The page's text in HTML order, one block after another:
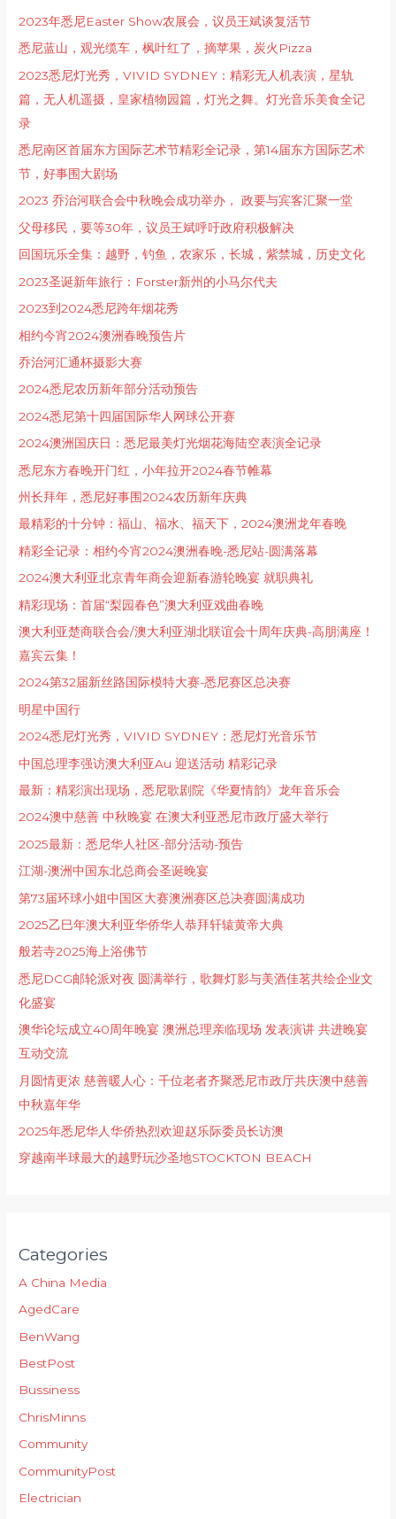
2023年悉尼Easter Show农展会，议员王斌谈复活节
悉尼蓝山，观光缆车，枫叶红了，摘苹果，炭火Pizza
2023悉尼灯光秀，VIVID SYDNEY：精彩无人机表演，星轨
篇，无人机遥摄，皇家植物园篇，灯光之舞。灯光音乐美食全记
录
悉尼南区首届东方国际艺术节精彩全记录，第14届东方国际艺术
节，好事围大剧场
2023 乔治河联合会中秋晚会成功举办， 政要与宾客汇聚一堂
父母移民，要等30年，议员王斌呼吁政府积极解决
回国玩乐全集：越野，钓鱼，农家乐，长城，紫禁城，历史文化
2023圣诞新年旅行：Forster新州的小马尔代夫
2023到2024悉尼跨年烟花秀
相约今宵2024澳洲春晚预告片
乔治河汇通杯摄影大赛
2024悉尼农历新年部分活动预告
2024悉尼第十四届国际华人网球公开赛
2024澳洲国庆日：悉尼最美灯光烟花海陆空表演全记录
悉尼东方春晚开门红，小年拉开2024春节帷幕
州长拜年，悉尼好事围2024农历新年庆典
最精彩的十分钟：福山、福水、福天下，2024澳洲龙年春晚
精彩全记录：相约今宵2024澳洲春晚-悉尼站-圆满落幕
2024澳大利亚北京青年商会迎新春游轮晚宴 就职典礼
精彩现场：首届“梨园春色”澳大利亚戏曲春晚
澳大利亚楚商联合会/澳大利亚湖北联谊会十周年庆典-高朋满座！
嘉宾云集！
2024第32届新丝路国际模特大赛-悉尼赛区总决赛
明星中国行
2024悉尼灯光秀，VIVID SYDNEY：悉尼灯光音乐节
中国总理李强访澳大利亚Au 迎送活动 精彩记录
最新：精彩演出现场，悉尼歌剧院《华夏情韵》龙年音乐会
2024澳中慈善 中秋晚宴 在澳大利亚悉尼市政厅盛大举行
2025最新：悉尼华人社区-部分活动-预告
江湖-澳洲中国东北总商会圣诞晚宴
第73届环球小姐中国区大赛澳洲赛区总决赛圆满成功
2025乙巳年澳大利亚华侨华人恭拜轩辕黄帝大典
般若寺2025海上浴佛节
悉尼DCG邮轮派对夜 圆满举行，歌舞灯影与美酒佳茗共绘企业文
化盛宴
澳华论坛成立40周年晚宴 澳洲总理亲临现场 发表演讲 共进晚宴
互动交流
月圆情更浓 慈善暖人心：千位老者齐聚悉尼市政厅共庆澳中慈善
中秋嘉年华
2025年悉尼华人华侨热烈欢迎赵乐际委员长访澳
穿越南半球最大的越野玩沙圣地STOCKTON BEACH
Categories
A China Media
AgedCare
BenWang
BestPost
Bussiness
ChrisMinns
Community
CommunityPost
Electrician